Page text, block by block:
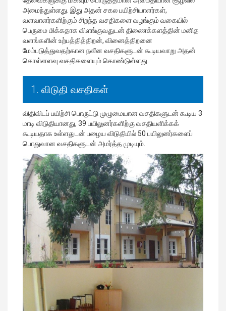
அமைந்துள்ளது. இது அதன் சகல பயிற்சியாளர்கள்,
வளவாளர்களிற்கும் சிறந்த வசதிகளை வழங்கும் வகையில்
பெருமை மிக்கதாக விளங்குவதுடன் திணைக்களத்தின் மனித
வளங்களின் உற்பத்தித்திறன், வினைத்திறனை
மேம்படுத்துவதற்கான நவீன வசதிகளுடன் கூடியவாறு அதன்
கொள்ளளவு வசதிகளையும் கொண்டுள்ளது.
1. விடுதி வசதிகள்
விதிவிடப் பயிற்சி பொருட்டு முழுமையான வசதிகளுடன் கூடிய 3
மாடி விடுதியானது, 39 பயிலுனர்களிற்கு வசதியளிக்கக்
கூடியதாக உள்ளதுடன் பழைய விடுதியில் 50 பயிலுனர்களைப்
பொதுவான வசதிகளுடன் அமர்த்த முடியும்.